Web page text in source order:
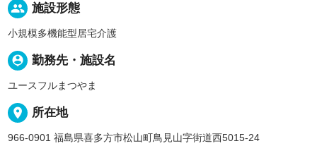
people 施設形態
小規模多機能型居宅介護
person_pin 勤務先・施設名
ユースフルまつやま
place 所在地
966-0901 福島県喜多方市松山町鳥見山字街道西5015-24